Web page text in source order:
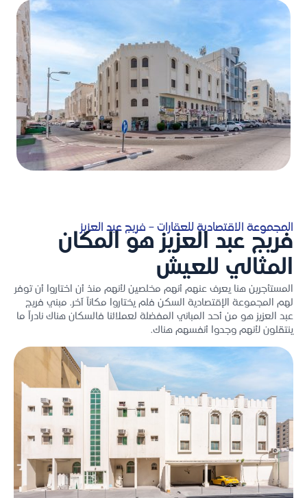
المجموعة الاقتصادية للعقارات – فريج عبد العزيز
فريج عبد العزيز هو المكان
المثالي للعيش
المستأجرين هنا يعرف عنهم أنهم مخلصين لأنهم منذ أن اختاروا أن توفر
لهم المجموعة الإقتصادية السكن فلم يختاروا مكاناً آخر. مبني فريج
عبد العزيز هو من أحد المباني المفضلة لعملائنا فالسكان هناك نادراً ما
ينتقلون لأنهم وجدوا أنفسهم هناك.